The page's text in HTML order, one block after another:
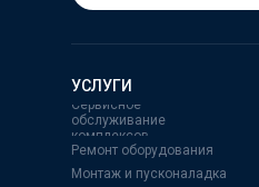
УСЛУГИ
Сервисное
обслуживание
комплексов
Ремонт оборудования
Монтаж и пусконаладка